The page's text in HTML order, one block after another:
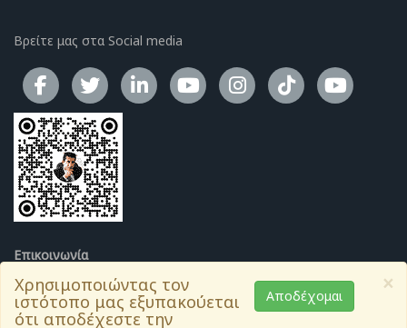
×
Αποδέχομαι
Χρησιμοποιώντας τον
ιστότοπο μας εξυπακούεται
ότι αποδέχεστε την
Βρείτε μας στα Social media
Επικοινωνία
Δημητρίου Σούτσου 17, Αθήνα.
Μητροπόλεως 86, Θεσσαλονίκη
Ανδρέα Αβρααμίδη 55-57, Λευκωσία